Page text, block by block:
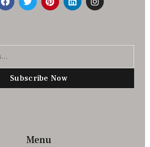
Subscribe Now
Menu